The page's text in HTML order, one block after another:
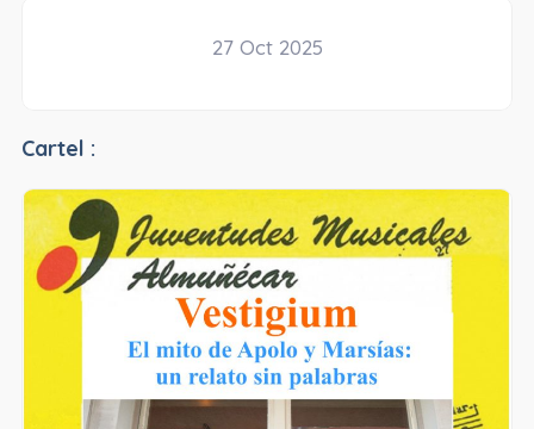
27 Oct 2025
Cartel :